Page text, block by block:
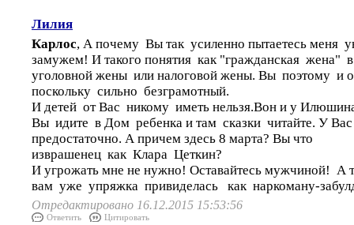
Лилия
Карлос, А почему Вы так усиленно пытаетесь меня
замужем! И такого понятия как "гражданская жена"
уголовной жены или налоговой жены. Вы поэтому и
поскольку сильно безграмотный.
И детей от Вас никому иметь нельзя.Вон и у
Вы идите в Дом ребенка и там сказки читайте. У
предостаточно. А причем здесь 8 марта? Вы что
изврашенец как Клара Цеткин?
И угрожать мне не нужно! Оставайтесь мужчиной! А
вам уже упряжка привиделась как наркоману-
Отредактировано 16.12.2015 15:53:56
Ответить Цитировать